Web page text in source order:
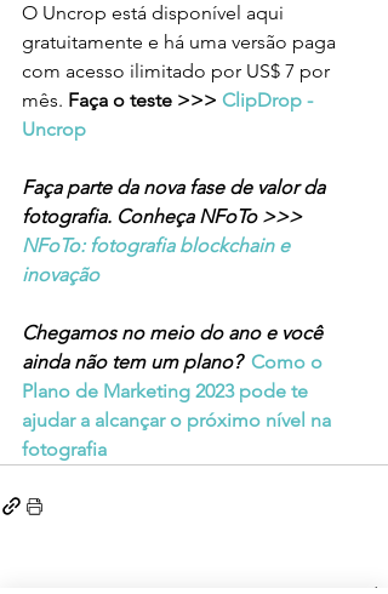
O Uncrop está disponível aqui
gratuitamente e há uma versão paga
com acesso ilimitado por US$ 7 por
mês. Faça o teste >>> ClipDrop -
Uncrop
Faça parte da nova fase de valor da
fotografia. Conheça NFoTo >>>
NFoTo: fotografia blockchain e
inovação
Chegamos no meio do ano e você
ainda não tem um plano? Como o
Plano de Marketing 2023 pode te
ajudar a alcançar o próximo nível na
fotografia